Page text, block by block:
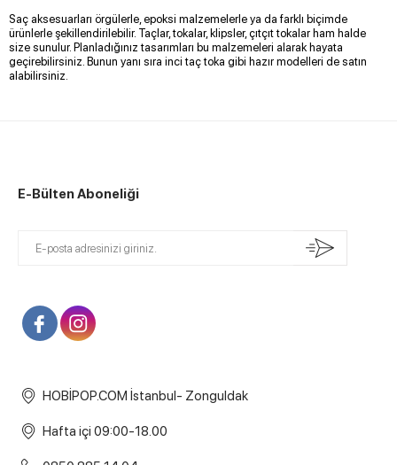
Saç aksesuarları örgülerle, epoksi malzemelerle ya da farklı biçimde
ürünlerle şekillendirilebilir. Taçlar, tokalar, klipsler, çıtçıt tokalar ham halde
size sunulur. Planladığınız tasarımları bu malzemeleri alarak hayata
geçirebilirsiniz. Bunun yanı sıra inci taç toka gibi hazır modelleri de satın
alabilirsiniz.
E-Bülten Aboneliği
HOBİPOP.COM İstanbul- Zonguldak
Hafta içi 09:00-18.00